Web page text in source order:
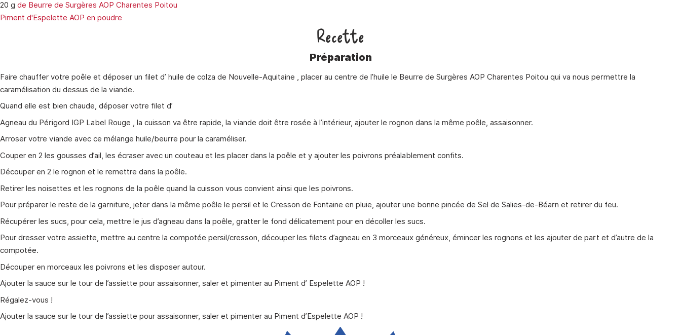
20 g de Beurre de Surgères AOP Charentes Poitou
Piment d'Espelette AOP en poudre
Recette
Préparation
Faire chauffer votre poêle et déposer un filet d’ huile de colza de Nouvelle-Aquitaine , placer au centre de l’huile le Beurre de Surgères AOP Charentes Poitou qui va nous permettre la
caramélisation du dessus de la viande.
Quand elle est bien chaude, déposer votre filet d’
Agneau du Périgord IGP Label Rouge , la cuisson va être rapide, la viande doit être rosée à l’intérieur, ajouter le rognon dans la même poêle, assaisonner.
Arroser votre viande avec ce mélange huile/beurre pour la caraméliser.
Couper en 2 les gousses d’ail, les écraser avec un couteau et les placer dans la poêle et y ajouter les poivrons préalablement confits.
Découper en 2 le rognon et le remettre dans la poêle.
Retirer les noisettes et les rognons de la poêle quand la cuisson vous convient ainsi que les poivrons.
Pour préparer le reste de la garniture, jeter dans la même poêle le persil et le Cresson de Fontaine en pluie, ajouter une bonne pincée de Sel de Salies-de-Béarn et retirer du feu.
Récupérer les sucs, pour cela, mettre le jus d’agneau dans la poêle, gratter le fond délicatement pour en décoller les sucs.
Pour dresser votre assiette, mettre au centre la compotée persil/cresson, découper les filets d’agneau en 3 morceaux généreux, émincer les rognons et les ajouter de part et d’autre de la
compotée.
Découper en morceaux les poivrons et les disposer autour.
Ajouter la sauce sur le tour de l’assiette pour assaisonner, saler et pimenter au Piment d’ Espelette AOP !
Régalez-vous !
Ajouter la sauce sur le tour de l’assiette pour assaisonner, saler et pimenter au Piment d’Espelette AOP !